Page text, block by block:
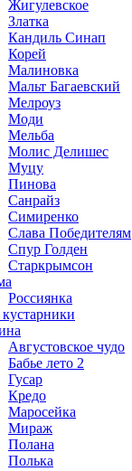
Жигулевское
Златка
Кандиль Синап
Корей
Малиновка
Мальт Багаевский
Мелроуз
Моди
Мельба
Молис Делишес
Муцу
Пинова
Санрайз
Симиренко
Слава Победителям
Спур Голден
Старкрымсон
Россиянка
Августовское чудо
Бабье лето 2
Гусар
Кредо
Маросейка
Мираж
Полана
Полька